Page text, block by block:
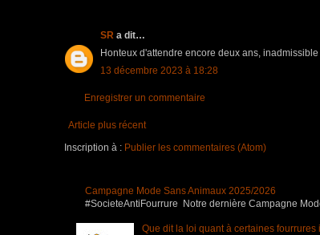
SR a dit…
Honteux d'attendre encore deux ans, inadmissible
13 décembre 2023 à 18:28
Enregistrer un commentaire
Article plus récent
Inscription à : Publier les commentaires (Atom)
Campagne Mode Sans Animaux 2025/2026
#SocieteAntiFourrure Notre dernière Campagne
Que dit la loi quant à certaines fourrures